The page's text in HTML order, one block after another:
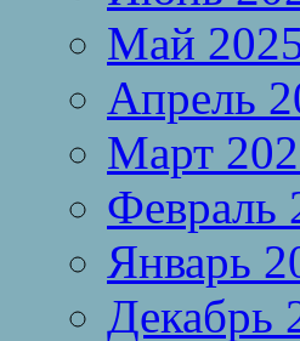
Май
Апрель
Март
Февраль
Январь
Декабрь